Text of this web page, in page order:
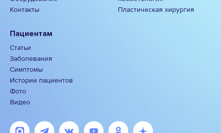
Контакты
Пластическая хирургия
Пациентам
Статьи
Заболевания
Симптомы
Истории пациентов
Фото
Видео